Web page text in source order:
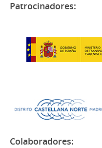
Patrocinadores:
Colaboradores: